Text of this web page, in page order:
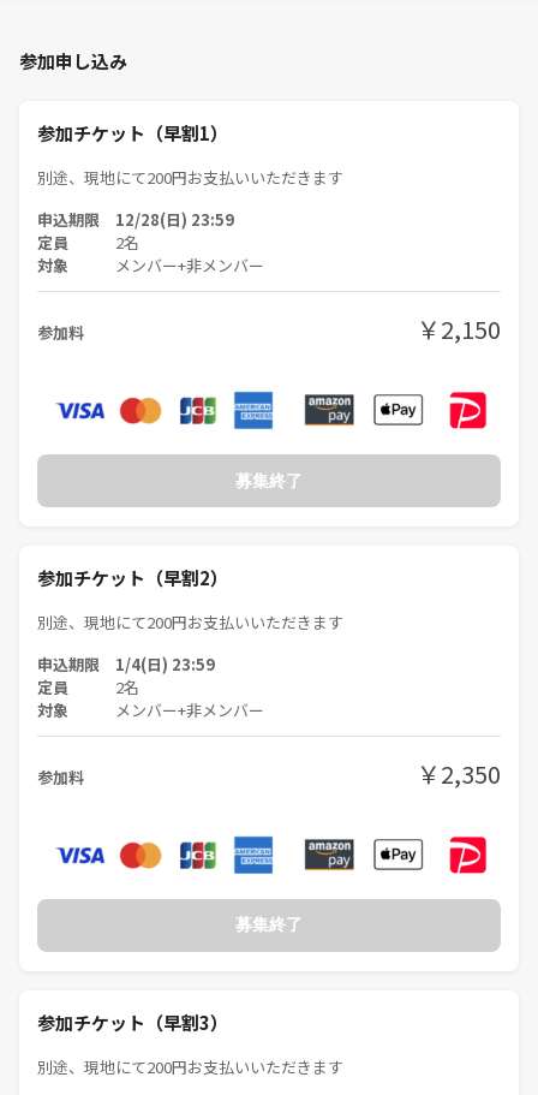
13:10（現地集合）
13:20〜15:15（ルール解説・人狼ゲーム）
■会場
※詳細は開催が近くなりましたらお申込みいただいた皆さまにお知らせ
チケット代の他、当日現地にて200円お支払いいただきます
40代、50代の方（アラフォーの方も🙆）
■人数
※禁煙です。予めご了承ください。
ベントは中止となります。予めご了承ください。チケット代は全額返金
【キャンセルについて】
つなげーとのキャンセルポリシーに準じます。
【その他】
く、🔰ボードゲーム会に内容を変更し、開催させていただきます。予め
つなげーと内外におきまして、イベントを企画・実施・主催等されてい
いたします。
参加申し込み
参加チケット（早割1）
別途、現地にて200円お支払いいただきます
申込期限 12/28(日) 23:59
定員 2名
対象 メンバー+非メンバー
参加料 ￥2,150
募集終了
参加チケット（早割2）
別途、現地にて200円お支払いいただきます
申込期限 1/4(日) 23:59
定員 2名
対象 メンバー+非メンバー
参加料 ￥2,350
募集終了
参加チケット（早割3）
別途、現地にて200円お支払いいただきます